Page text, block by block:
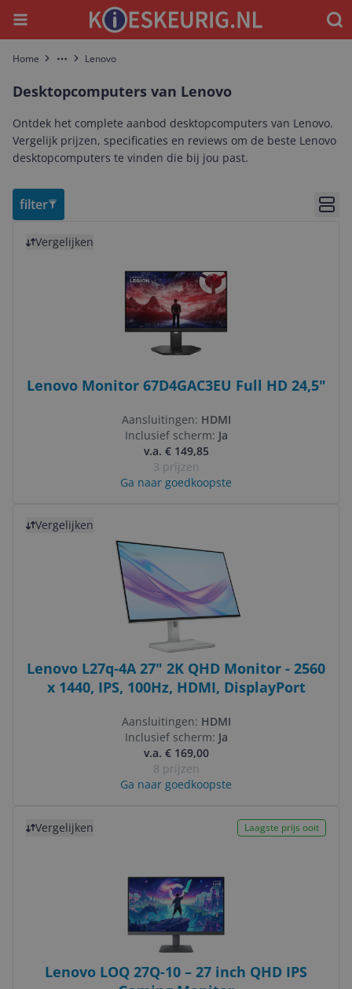
Menu
Home More Lenovo
Desktopcomputers van Lenovo
Ontdek het complete aanbod desktopcomputers van Lenovo.
Vergelijk prijzen, specificaties en reviews om de beste Lenovo
desktopcomputers te vinden die bij jou past.
filter
Vergelijken
Lenovo Monitor 67D4GAC3EU Full HD 24,5"
Aansluitingen: HDMI
Inclusief scherm: Ja
v.a. € 149,85
3 prijzen
Ga naar goedkoopste
Vergelijken
Lenovo L27q-4A 27" 2K QHD Monitor - 2560
x 1440, IPS, 100Hz, HDMI, DisplayPort
Aansluitingen: HDMI
Inclusief scherm: Ja
v.a. € 169,00
8 prijzen
Ga naar goedkoopste
Vergelijken Laagste prijs ooit
Lenovo LOQ 27Q-10 – 27 inch QHD IPS